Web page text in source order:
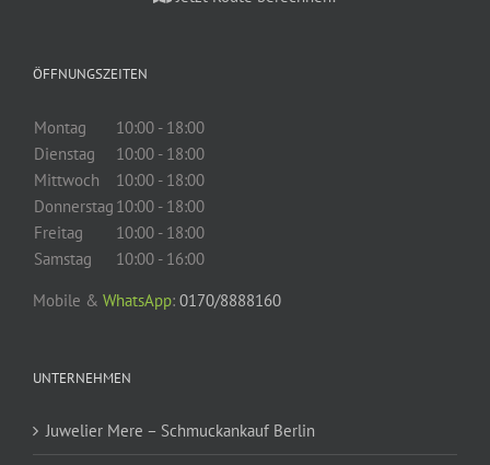
ÖFFNUNGSZEITEN
Montag
10:00 - 18:00
Dienstag
10:00 - 18:00
Mittwoch
10:00 - 18:00
Donnerstag 10:00 - 18:00
Freitag
10:00 - 18:00
Samstag
10:00 - 16:00
Mobile & WhatsApp: 0170/8888160
UNTERNEHMEN
Juwelier Mere – Schmuckankauf Berlin